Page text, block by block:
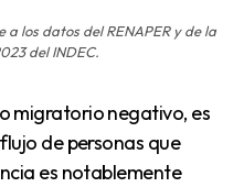
los datos del RENAPER y de la
del INDEC.
de personas que
es notablemente